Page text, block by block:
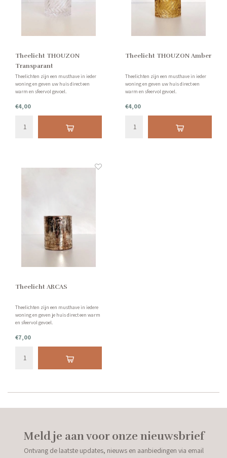
Theelicht THOUZON
Transparant
Theelichten zijn een musthave in ieder
woning en geven uw huis direct een
warm en sfeervol gevoel.
€4,00
Theelicht THOUZON Amber
Theelichten zijn een musthave in ieder
woning en geven uw huis direct een
warm en sfeervol gevoel.
€4,00
Theelicht ARCAS
Theelichten zijn een musthave in iedere
woning en geven je huis direct een warm
en sfeervol gevoel.
€7,00
Meld je aan voor onze nieuwsbrief
Ontvang de laatste updates, nieuws en aanbiedingen via email